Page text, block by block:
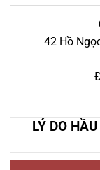
42 Hồ
LÝ DO